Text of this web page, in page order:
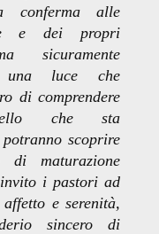
conferma alle
e dei propri
sicuramente
una luce che
di comprendere
che sta
potranno scoprire
di maturazione
i pastori ad
e serenità,
sincero di